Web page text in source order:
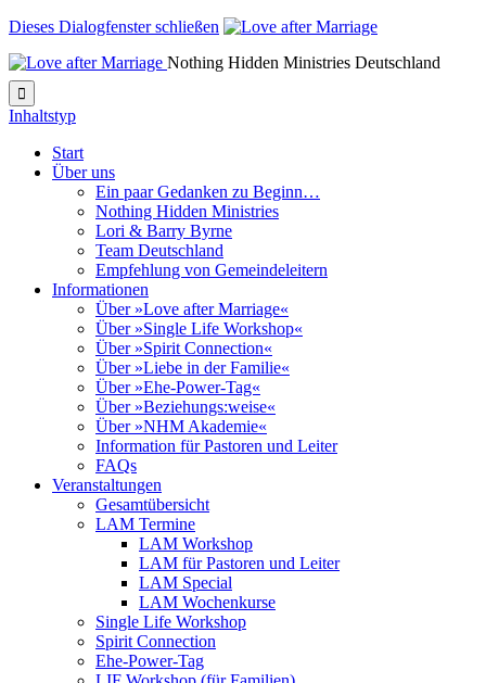
Dieses Dialogfenster schließen
Nothing Hidden Ministries Deutschland

Inhaltstyp
Start
Über uns
Ein paar Gedanken zu Beginn…
Nothing Hidden Ministries
Lori & Barry Byrne
Team Deutschland
Empfehlung von Gemeindeleitern
Informationen
Über »Love after Marriage«
Über »Single Life Workshop«
Über »Spirit Connection«
Über »Liebe in der Familie«
Über »Ehe-Power-Tag«
Über »Beziehungs:weise«
Über »NHM Akademie«
Information für Pastoren und Leiter
FAQs
Veranstaltungen
Gesamtübersicht
LAM Termine
LAM Workshop
LAM für Pastoren und Leiter
LAM Special
LAM Wochenkurse
Single Life Workshop
Spirit Connection
Ehe-Power-Tag